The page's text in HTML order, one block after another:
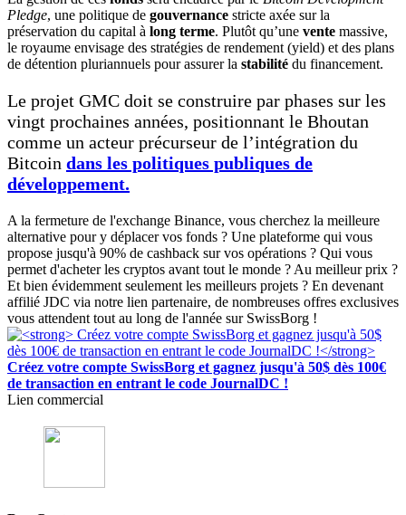
Pledge, une politique de gouvernance stricte axée sur la
préservation du capital à long terme. Plutôt qu’une vente massive,
le royaume envisage des stratégies de rendement (yield) et des plans
de détention pluriannuels pour assurer la stabilité du financement.
Le projet GMC doit se construire par phases sur les
vingt prochaines années, positionnant le Bhoutan
comme un acteur précurseur de l’intégration du
Bitcoin dans les politiques publiques de
développement.
A la fermeture de l'exchange Binance, vous cherchez la meilleure
alternative pour y déplacer vos fonds ? Une plateforme qui vous
propose jusqu'à 90% de cashback sur vos opérations ? Qui vous
permet d'acheter les cryptos avant tout le monde ? Au meilleur prix ?
Et bien évidemment seulement les meilleurs projets ? En devenant
affilié JDC via notre lien partenaire, de nombreuses offres exclusives
vous attendent tout au long de l'année sur SwissBorg !
Créez votre compte SwissBorg et gagnez jusqu'à 50$ dès 100€
de transaction en entrant le code JournalDC !
Lien commercial